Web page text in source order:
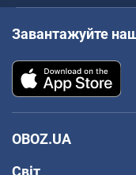
Завантажуйте
OBOZ.UA
Світ